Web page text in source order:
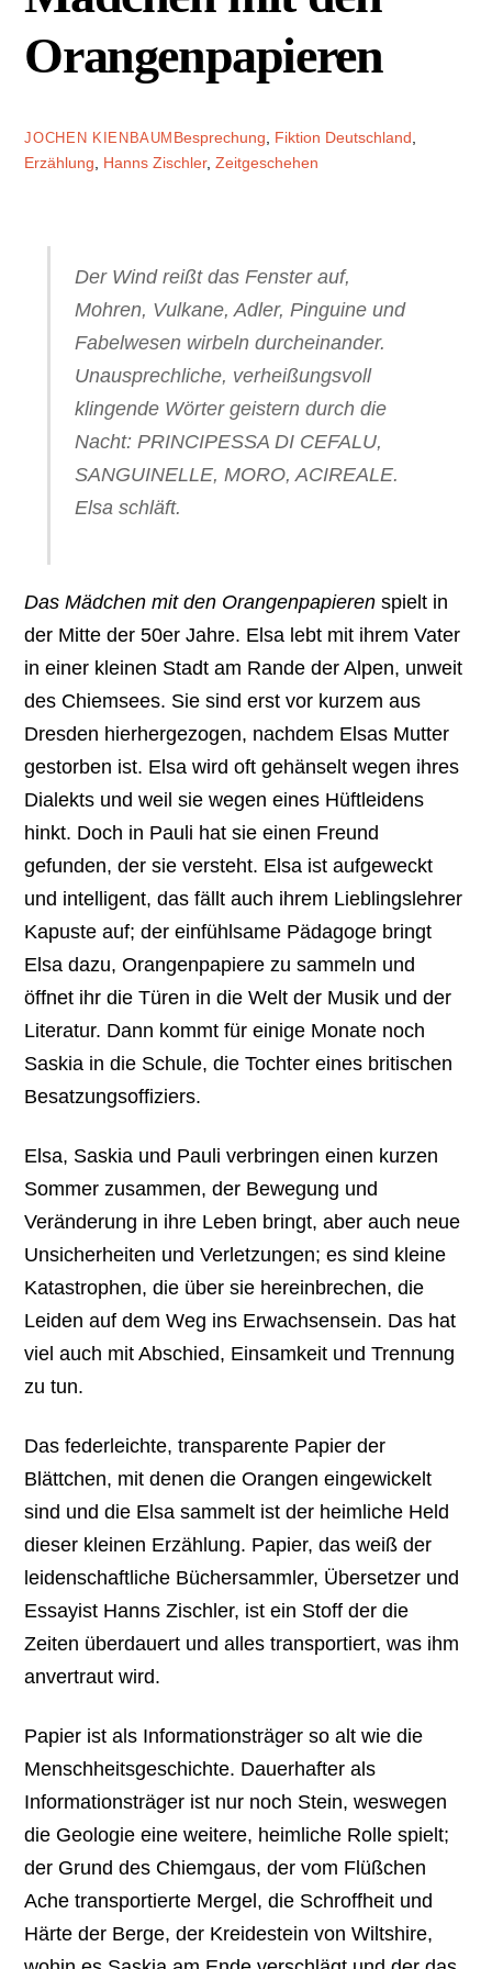
Orangenpapieren
JOCHEN KIENBAUM Besprechung Fiktion Deutschland
Erzählung
Hanns Zischler,Zeitgeschehen
Der Wind reißt das Fenster auf,
Mohren, Vulkane, Adler, Pinguine und
Fabelwesen wirbeln durcheinander.
Unausprechliche, verheißungsvoll
klingende Wörter geistern durch die
Nacht: PRINCIPESSA DI CEFALU,
SANGUINELLE, MORO, ACIREALE.
Elsa schläft.
Das Mädchen mit den Orangenpapieren spielt in
der Mitte der 50er Jahre. Elsa lebt mit ihrem Vater
in einer kleinen Stadt am Rande der Alpen, unweit
des Chiemsees. Sie sind erst vor kurzem aus
Dresden hierhergezogen, nachdem Elsas Mutter
gestorben ist. Elsa wird oft gehänselt wegen ihres
Dialekts und weil sie wegen eines Hüftleidens
hinkt. Doch in Pauli hat sie einen Freund
gefunden, der sie versteht. Elsa ist aufgeweckt
und intelligent, das fällt auch ihrem Lieblingslehrer
Kapuste auf; der einfühlsame Pädagoge bringt
Elsa dazu, Orangenpapiere zu sammeln und
öffnet ihr die Türen in die Welt der Musik und der
Literatur. Dann kommt für einige Monate noch
Saskia in die Schule, die Tochter eines britischen
Besatzungsoffiziers.
Elsa, Saskia und Pauli verbringen einen kurzen
Sommer zusammen, der Bewegung und
Veränderung in ihre Leben bringt, aber auch neue
Unsicherheiten und Verletzungen; es sind kleine
Katastrophen, die über sie hereinbrechen, die
Leiden auf dem Weg ins Erwachsensein. Das hat
viel auch mit Abschied, Einsamkeit und Trennung
zu tun.
Das federleichte, transparente Papier der
Blättchen, mit denen die Orangen eingewickelt
sind und die Elsa sammelt ist der heimliche Held
dieser kleinen Erzählung. Papier, das weiß der
leidenschaftliche Büchersammler, Übersetzer und
Essayist Hanns Zischler, ist ein Stoff der die
Zeiten überdauert und alles transportiert, was ihm
anvertraut wird.
Papier ist als Informationsträger so alt wie die
Menschheitsgeschichte. Dauerhafter als
Informationsträger ist nur noch Stein, weswegen
die Geologie eine weitere, heimliche Rolle spielt;
der Grund des Chiemgaus, der vom Flüßchen
Ache transportierte Mergel, die Schroffheit und
Härte der Berge, der Kreidestein von Wiltshire,